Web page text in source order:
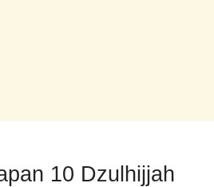
10 Dzulhijjah